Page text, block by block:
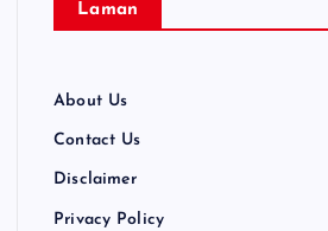
Laman
About Us
Contact Us
Disclaimer
Privacy Policy